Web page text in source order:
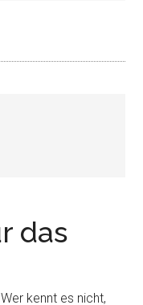
das
Wer kennt es nicht,